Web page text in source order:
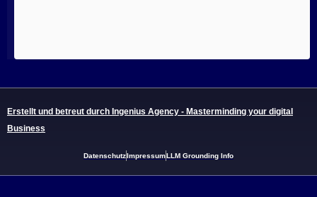
Erstellt und betreut durch Ingenius Agency - Masterminding your digital
Business
DatenschutzImpressumLLM Grounding Info